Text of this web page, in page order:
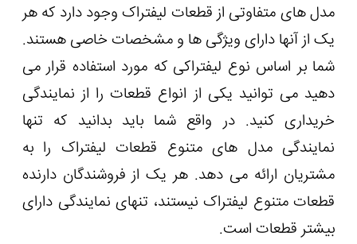
مدل های متفاوتی از قطعات لیفتراک وجود دارد که هر
یک از آنها دارای ویژگی ها و مشخصات خاصی هستند.
شما بر اساس نوع لیفتراکی که مورد استفاده قرار می
دهید می توانید یکی از انواع قطعات را از نمایندگی
خریداری کنید. در واقع شما باید بدانید که تنها
نمایندگی مدل های متنوع قطعات لیفتراک را به
مشتریان ارائه می دهد. هر یک از فروشندگان دارنده
قطعات متنوع لیفتراک نیستند، تنهای نمایندگی دارای
بیشتر قطعات است.